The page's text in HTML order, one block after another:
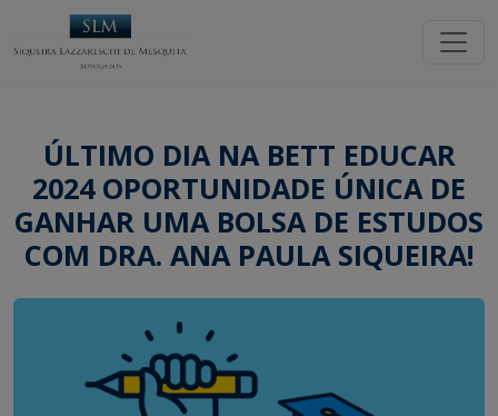
ÚLTIMO DIA NA BETT EDUCAR
2024 OPORTUNIDADE ÚNICA DE
GANHAR UMA BOLSA DE ESTUDOS
COM DRA. ANA PAULA SIQUEIRA!